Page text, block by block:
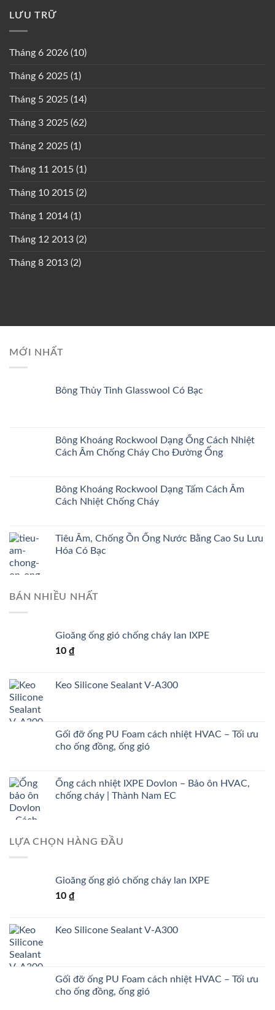
LƯU TRỮ
Tháng 6 2026 (10)
Tháng 6 2025 (1)
Tháng 5 2025 (14)
Tháng 3 2025 (62)
Tháng 2 2025 (1)
Tháng 11 2015 (1)
Tháng 10 2015 (2)
Tháng 1 2014 (1)
Tháng 12 2013 (2)
Tháng 8 2013 (2)
MỚI NHẤT
Bông Thủy Tinh Glasswool Có Bạc
Bông Khoáng Rockwool Dạng Ống Cách Nhiệt
Cách Âm Chống Cháy Cho Đường Ống
Bông Khoáng Rockwool Dạng Tấm Cách Âm
Cách Nhiệt Chống Cháy
Tiêu Âm, Chống Ồn Ống Nước Bằng Cao Su Lưu
Hóa Có Bạc
BÁN NHIỀU NHẤT
Gioăng ống gió chống cháy lan IXPE
10 ₫
Keo Silicone Sealant V-A300
Gối đỡ ống PU Foam cách nhiệt HVAC – Tối ưu
cho ống đồng, ống gió
Ống cách nhiệt IXPE Dovlon – Bảo ôn HVAC,
chống cháy | Thành Nam EC
LỰA CHỌN HÀNG ĐẦU
Gioăng ống gió chống cháy lan IXPE
10 ₫
Keo Silicone Sealant V-A300
Gối đỡ ống PU Foam cách nhiệt HVAC – Tối ưu
cho ống đồng, ống gió